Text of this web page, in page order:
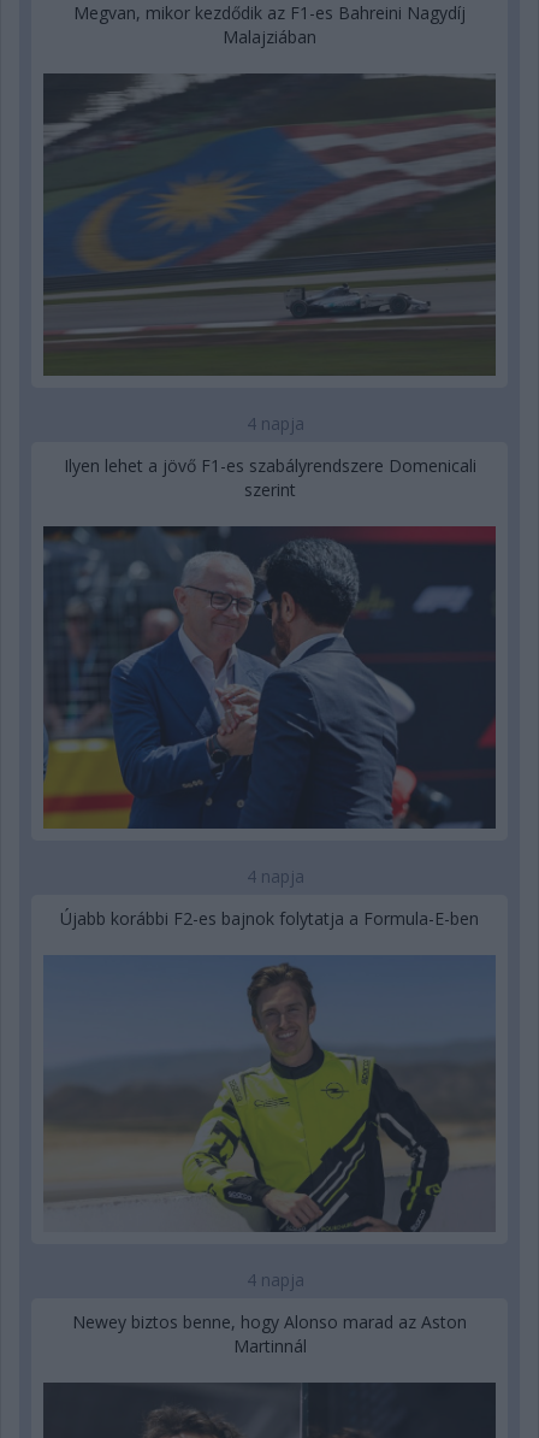
Megvan, mikor kezdődik az F1-es Bahreini Nagydíj
Malajziában
4 napja
Ilyen lehet a jövő F1-es szabályrendszere Domenicali
szerint
4 napja
Újabb korábbi F2-es bajnok folytatja a Formula-E-ben
4 napja
Newey biztos benne, hogy Alonso marad az Aston
Martinnál